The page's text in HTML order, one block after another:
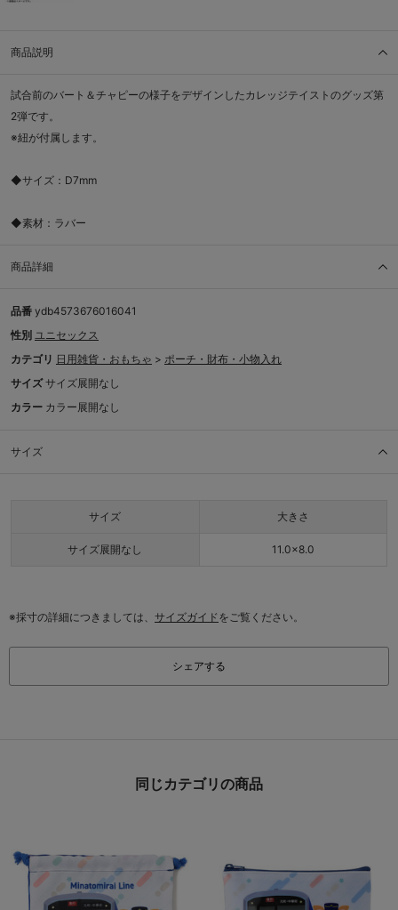
商品説明
試合前のバート＆チャピーの様子をデザインしたカレッジテイストのグッズ第
2弾です。
※紐が付属します。
◆サイズ：D7mm
◆素材：ラバー
商品詳細
品番 ydb4573676016041
性別 ユニセックス
カテゴリ 日用雑貨・おもちゃ > ポーチ・財布・小物入れ
サイズ サイズ展開なし
カラー カラー展開なし
サイズ
サイズ 大きさ
サイズ展開なし 11.0×8.0
※採寸の詳細につきましては、 サイズガイドをご覧ください。
シェアする
同じカテゴリの商品